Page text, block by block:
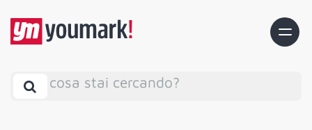
cosa stai cercando?